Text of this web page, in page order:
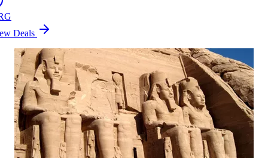
Deals